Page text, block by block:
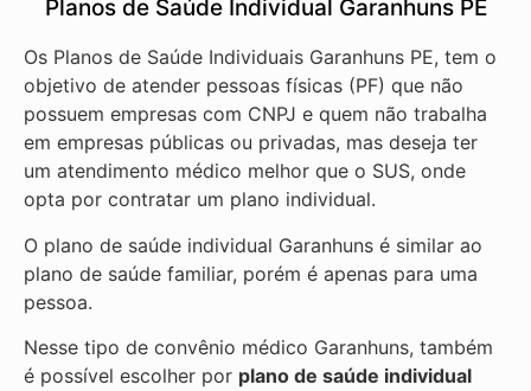
Planos de Saúde Individual Garanhuns PE
Os Planos de Saúde Individuais Garanhuns PE, tem o
objetivo de atender pessoas físicas (PF) que não
possuem empresas com CNPJ e quem não trabalha
em empresas públicas ou privadas, mas deseja ter
um atendimento médico melhor que o SUS, onde
opta por contratar um plano individual.
O plano de saúde individual Garanhuns é similar ao
plano de saúde familiar, porém é apenas para uma
pessoa.
Nesse tipo de convênio médico Garanhuns, também
é possível escolher por plano de saúde individual